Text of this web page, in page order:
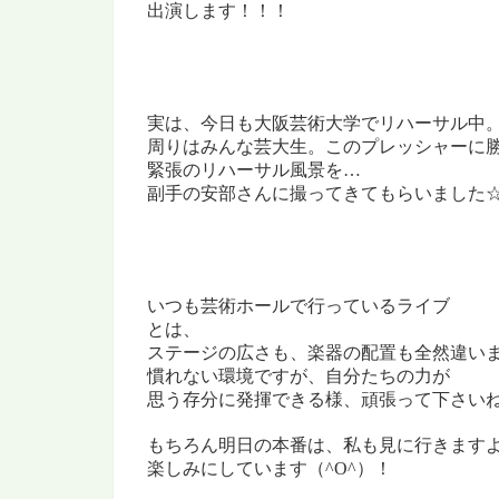
出演します！！！
実は、今日も大阪芸術大学でリハーサル中。
周りはみんな芸大生。このプレッシャーに
緊張のリハーサル風景を…
副手の安部さんに撮ってきてもらいました
いつも芸術ホールで行っているライブ
とは、
ステージの広さも、 楽器の配置も全然違いま
慣れない環境ですが、自分たちの力が
思う存分に発揮できる様、頑張って下さい
もちろん明日の本番は、私も見に行きます
楽しみにしています（^O^）！